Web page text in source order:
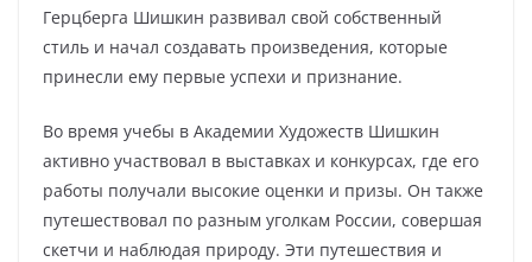
Герцберга Шишкин развивал свой собственный
стиль и начал создавать произведения, которые
принесли ему первые успехи и признание.
Во время учебы в Академии Художеств Шишкин
активно участвовал в выставках и конкурсах, где его
работы получали высокие оценки и призы. Он также
путешествовал по разным уголкам России, совершая
скетчи и наблюдая природу. Эти путешествия и